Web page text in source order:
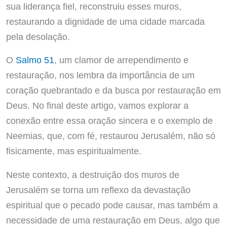
sua liderança fiel, reconstruiu esses muros,
restaurando a dignidade de uma cidade marcada
pela desolação.
O Salmo 51, um clamor de arrependimento e
restauração, nos lembra da importância de um
coração quebrantado e da busca por restauração em
Deus. No final deste artigo, vamos explorar a
conexão entre essa oração sincera e o exemplo de
Neemias, que, com fé, restaurou Jerusalém, não só
fisicamente, mas espiritualmente.
Neste contexto, a destruição dos muros de
Jerusalém se torna um reflexo da devastação
espiritual que o pecado pode causar, mas também a
necessidade de uma restauração em Deus, algo que